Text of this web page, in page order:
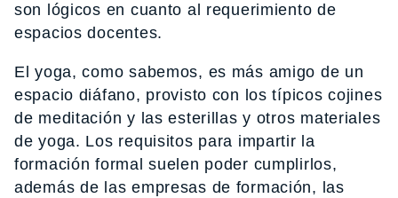
son lógicos en cuanto al requerimiento de
espacios docentes.
El yoga, como sabemos, es más amigo de un
espacio diáfano, provisto con los típicos cojines
de meditación y las esterillas y otros materiales
de yoga. Los requisitos para impartir la
formación formal suelen poder cumplirlos,
además de las empresas de formación, las